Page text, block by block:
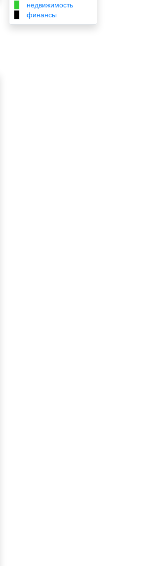
недвижимость
финансы